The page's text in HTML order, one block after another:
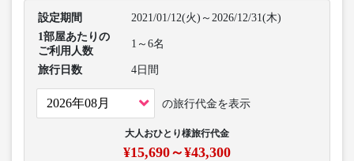
設定期間
2021/01/12(火)～2026/12/31(木)
1部屋あたりの
ご利用人数
1～6名
旅行日数 4日間
の旅行代金を表示
大人おひとり様旅行代金
¥15,690～¥43,300